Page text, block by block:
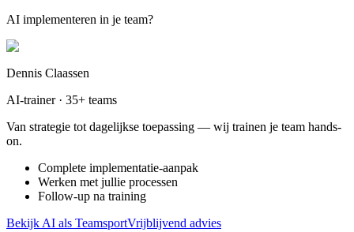
AI implementeren in je team?
Dennis Claassen
AI-trainer · 35+ teams
Van strategie tot dagelijkse toepassing — wij trainen je team hands-
on.
Complete implementatie-aanpak
Werken met jullie processen
Follow-up na training
Bekijk AI als TeamsportVrijblijvend advies